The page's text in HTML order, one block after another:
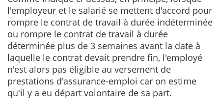
l'employeur et le salarié se mettent d'accord pour
rompre le contrat de travail à durée indéterminée
ou rompre le contrat de travail à durée
déterminée plus de 3 semaines avant la date à
laquelle le contrat devait prendre fin, l'employé
n'est alors pas éligible au versement de
prestations d'assurance-emploi car on estime
qu'il y a eu départ volontaire de sa part.